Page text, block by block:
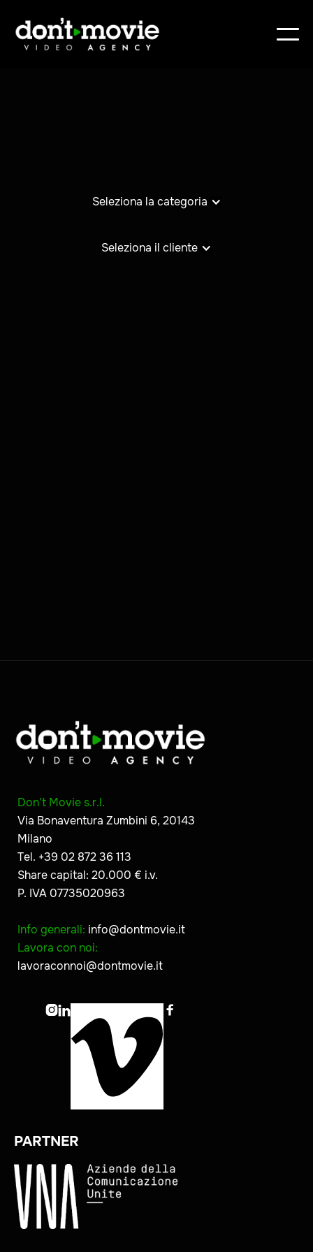
Seleziona la categoria
Seleziona il cliente
Don’t Movie s.r.l.
Via Bonaventura Zumbini 6, 20143
Milano
Tel. +39 02 872 36 113
Share capital: 20.000 € i.v.
P. IVA 07735020963
Info generali: info@dontmovie.it
Lavora con noi:
lavoraconnoi@dontmovie.it
 
PARTNER